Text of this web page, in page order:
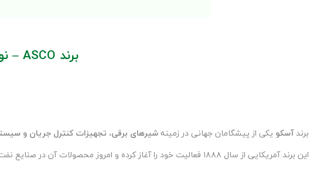
برند ASCO – نوآوری در کنترل جریان و پنوماتیک صنعتی
برندآسکو یکی از پیشگامان جهانی در زمینهشیرهای برقی، تجهیزات کنترل جریان و
این برند آمریکایی از سال ۱۸۸۸ فعالیت خود را آغاز کرده و امروز محصولات آن در صنایع نفت، گاز، پتروشیمی، داروسازی، بسته‌بندی و خودروسازی مورد استفاده قرار می‌گیرند.